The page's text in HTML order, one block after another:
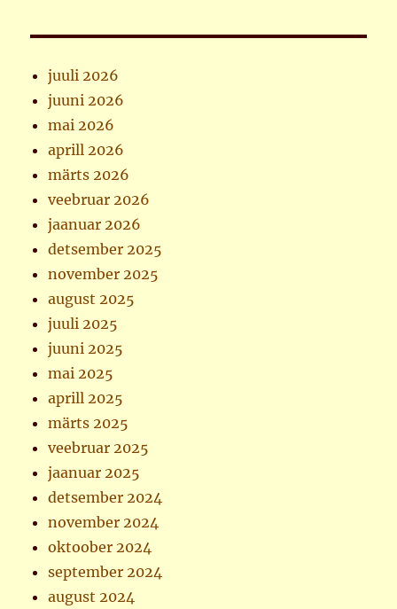
juuli 2026
juuni 2026
mai 2026
aprill 2026
märts 2026
veebruar 2026
jaanuar 2026
detsember 2025
november 2025
august 2025
juuli 2025
juuni 2025
mai 2025
aprill 2025
märts 2025
veebruar 2025
jaanuar 2025
detsember 2024
november 2024
oktoober 2024
september 2024
august 2024